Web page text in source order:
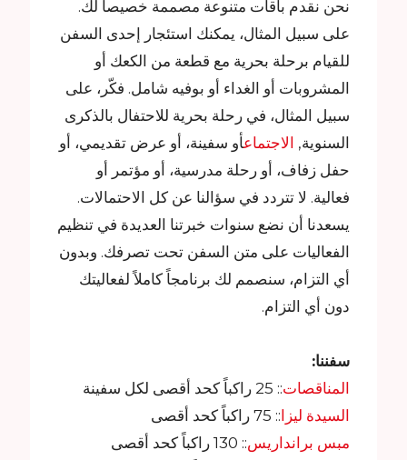
نحن نقدم باقات متنوعة مصممة خصيصاً لك.
على سبيل المثال، يمكنك استئجار إحدى السفن
للقيام برحلة بحرية مع قطعة من الكعك أو
المشروبات أو الغداء أو بوفيه شامل. فكّر، على
سبيل المثال، في رحلة بحرية للاحتفال بالذكرى
السنوية, الاجتماعأو سفينة، أو عرض تقديمي، أو
حفل زفاف، أو رحلة مدرسية، أو مؤتمر أو
فعالية. لا تتردد في سؤالنا عن كل الاحتمالات.
يسعدنا أن نضع سنوات خبرتنا العديدة في تنظيم
الفعاليات على متن السفن تحت تصرفك. وبدون
أي التزام، سنصمم لك برنامجاً كاملاً لفعاليتك
دون أي التزام.
سفننا:
المناقصات:: 25 راكباً كحد أقصى لكل سفينة
السيدة ليزا :: 75 راكباً كحد أقصى
مبس برانداريس:: 130 راكباً كحد أقصى